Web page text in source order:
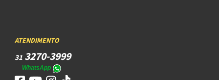
ATENDIMENTO
31 3270-3999
WhatsApp